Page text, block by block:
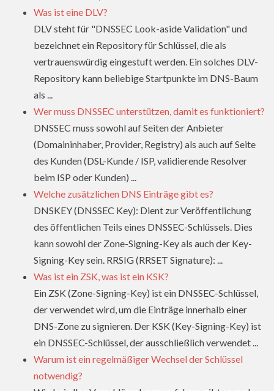
Was ist eine DLV?
DLV steht für "DNSSEC Look-aside Validation" und
bezeichnet ein Repository für Schlüssel, die als
vertrauenswürdig eingestuft werden. Ein solches DLV-
Repository kann beliebige Startpunkte im DNS-Baum
als ...
Wer muss DNSSEC unterstützen, damit es funktioniert?
DNSSEC muss sowohl auf Seiten der Anbieter
(Domaininhaber, Provider, Registry) als auch auf Seite
des Kunden (DSL-Kunde / ISP, validierende Resolver
beim ISP oder Kunden) ...
Welche zusätzlichen DNS Einträge gibt es?
DNSKEY (DNSSEC Key): Dient zur Veröffentlichung
des öffentlichen Teils eines DNSSEC-Schlüssels. Dies
kann sowohl der Zone-Signing-Key als auch der Key-
Signing-Key sein. RRSIG (RRSET Signature): ...
Was ist ein ZSK, was ist ein KSK?
Ein ZSK (Zone-Signing-Key) ist ein DNSSEC-Schlüssel,
der verwendet wird, um die Einträge innerhalb einer
DNS-Zone zu signieren. Der KSK (Key-Signing-Key) ist
ein DNSSEC-Schlüssel, der ausschließlich verwendet ...
Warum ist ein regelmäßiger Wechsel der Schlüssel
notwendig?